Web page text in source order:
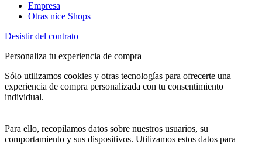
Empresa
Otras nice Shops
Desistir del contrato
Personaliza tu experiencia de compra
Sólo utilizamos cookies y otras tecnologías para ofrecerte una
experiencia de compra personalizada con tu consentimiento
individual.
Para ello, recopilamos datos sobre nuestros usuarios, su
comportamiento y sus dispositivos. Utilizamos estos datos para